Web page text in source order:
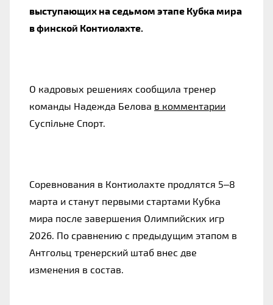
выступающих на седьмом этапе Кубка мира
в финской Контиолахте.
О кадровых решениях сообщила тренер
команды Надежда Белова в комментарии
Суспільне Спорт.
Соревнования в Контиолахте продлятся 5–8
марта и станут первыми стартами Кубка
мира после завершения Олимпийских игр
2026. По сравнению с предыдущим этапом в
Антгольц тренерский штаб внес две
изменения в состав.